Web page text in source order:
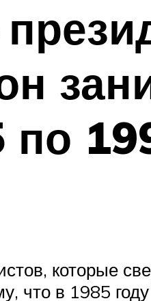
которые
что в 1985